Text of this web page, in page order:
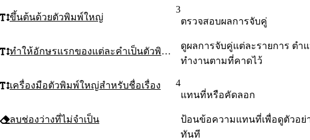
ขึ้นต้นด้วยตัวพิมพ์ใหญ่
ทำให้อักษรแรกของแต่ละคำเป็นตัวพิมพ์ใหญ่
เครื่องมือตัวพิมพ์ใหญ่สำหรับชื่อเรื่อง
ลบช่องว่างที่ไม่จำเป็น
3
ตรวจสอบผลการจับคู่
ดูผลการจับคู่แต่ละรายการ ตำ
ทำงานตามที่คาดไว้
4
แทนที่หรือคัดลอก
ป้อนข้อความแทนที่เพื่อดูตัวอย่
ทันที